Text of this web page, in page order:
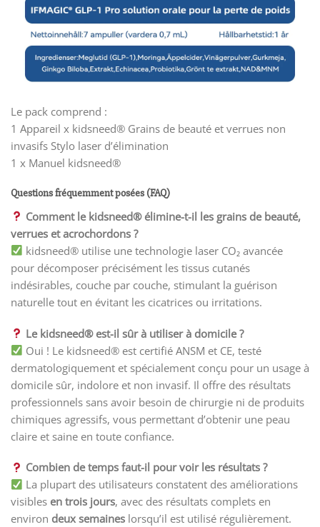
Le pack comprend :
1 Appareil x kidsneed® Grains de beauté et verrues non
invasifs Stylo laser d’élimination
1 x Manuel kidsneed®
Questions fréquemment posées (FAQ)
Comment le kidsneed® élimine-t-il les grains de beauté,
verrues et acrochordons ?
kidsneed® utilise une technologie laser CO₂ avancée
pour décomposer précisément les tissus cutanés
indésirables, couche par couche, stimulant la guérison
naturelle tout en évitant les cicatrices ou irritations.
Le kidsneed® est-il sûr à utiliser à domicile ?
Oui ! Le kidsneed® est certifié ANSM et CE, testé
dermatologiquement et spécialement conçu pour un usage à
domicile sûr, indolore et non invasif. Il offre des résultats
professionnels sans avoir besoin de chirurgie ni de produits
chimiques agressifs, vous permettant d’obtenir une peau
claire et saine en toute confiance.
Combien de temps faut-il pour voir les résultats ?
La plupart des utilisateurs constatent des améliorations
visibles en trois jours, avec des résultats complets en
environ deux semaines lorsqu’il est utilisé régulièrement.